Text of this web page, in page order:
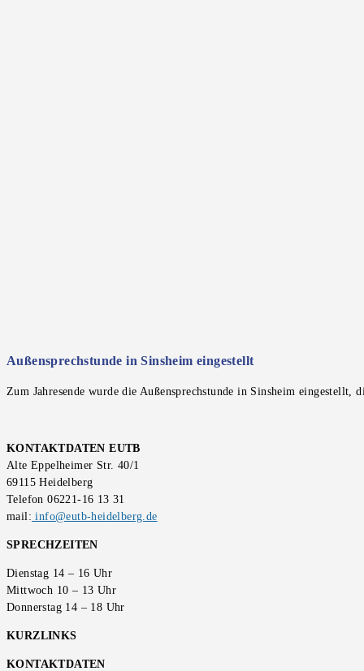
Außensprechstunde in Sinsheim eingestellt
Zum Jahresende wurde die Außensprechstunde in Sinsheim
KONTAKTDATEN EUTB
Alte Eppelheimer Str. 40/1
69115 Heidelberg
Telefon 06221-16 13 31
mail: info@eutb-heidelberg.de
SPRECHZEITEN
Dienstag 14 – 16 Uhr
Mittwoch 10 – 13 Uhr
Donnerstag 14 – 18 Uhr
KURZLINKS
KONTAKTDATEN